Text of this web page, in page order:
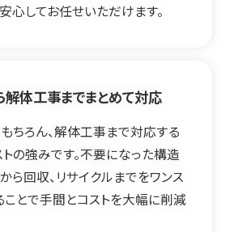
心してお任せいただけます。
体工事までまとめて対応
ちろん、解体工事まで対応する
の強みです。不要になった構造
ら回収、リサイクルまでをワンス
ことで手間とコストを大幅に削減